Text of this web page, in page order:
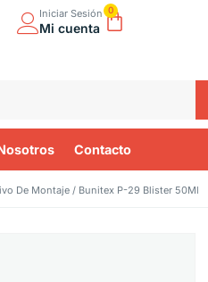
Iniciar Sesión
Mi cuenta
0
Contacto
De Montaje / Bunitex P-29 Blister 50Ml